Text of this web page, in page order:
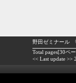
野田ゼミナール
Total pages[30ペ
<< Last update >>